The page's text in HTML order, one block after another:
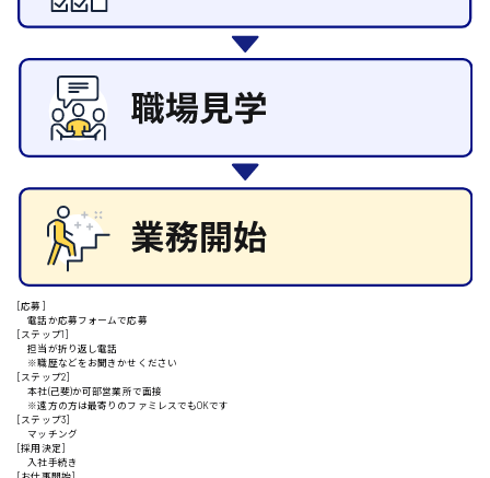
施工管理
自動車整備士
配送・ドライバー
安芸高田市
安芸太田町
安芸郡
山口県
日給9000円～
日給10000円以上
[応募]
電話か応募フォームで応募
[ステップ1]
担当が折り返し電話
※職歴などをお聞きかせください
[ステップ2]
本社(己斐)か可部営業所で面接
※遠方の方は最寄りのファミレスでもOKです
[ステップ3]
マッチング
[採用決定]
入社手続き